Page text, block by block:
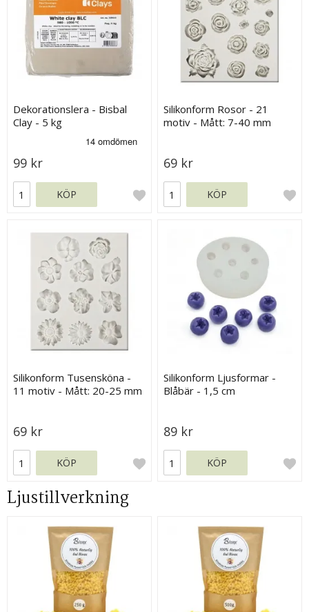
Dekorationslera - Bisbal
Clay - 5 kg
99 kr
KÖP
Silikonform Rosor - 21
motiv - Mått: 7-40 mm
69 kr
KÖP
Silikonform Tusensköna -
11 motiv - Mått: 20-25 mm
69 kr
KÖP
Silikonform Ljusformar -
Blåbär - 1,5 cm
89 kr
KÖP
Ljustillverkning